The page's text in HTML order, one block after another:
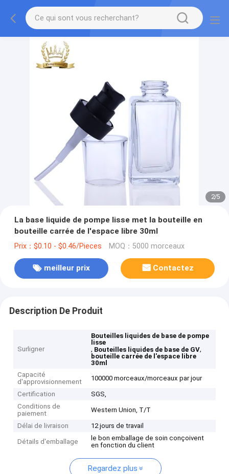
2/5
La base liquide de pompe lisse met la bouteille en
bouteille carrée de l'espace libre 30ml
Prix：$0.10 - $0.46/Pieces MOQ：5000 morceaux
meilleur prix Contactez
Description De Produit
Surligner
Bouteilles liquides de base de pompe
lisse
, Bouteilles liquides de base de GV,
bouteille carrée de l'espace libre
30ml
Capacité
d'approvisionnement
100000 morceaux/morceaux par jour
Certification
SGS,
Conditions de
paiement
Western Union, T/T
Délai de livraison 12 jours de travail
Détails d'emballage
le bon emballage de soin conçoivent
en fonction du client
Regardez plus